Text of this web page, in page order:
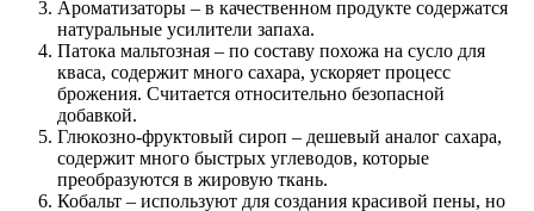
Ароматизаторы – в качественном продукте содержатся
натуральные усилители запаха.
Патока мальтозная – по составу похожа на сусло для
кваса, содержит много сахара, ускоряет процесс
брожения. Считается относительно безопасной
добавкой.
Глюкозно-фруктовый сироп – дешевый аналог сахара,
содержит много быстрых углеводов, которые
преобразуются в жировую ткань.
Кобальт – используют для создания красивой пены, но